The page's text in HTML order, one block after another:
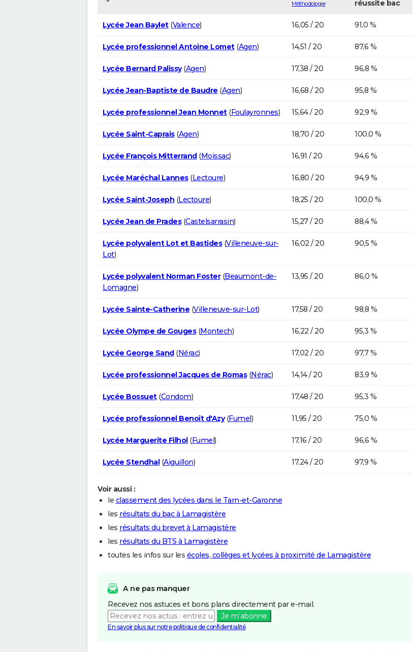
Méthodologie
réussite bac
Lycée Jean Baylet(Valence) 16,05 / 20 91,0 %
Lycée professionnel Antoine Lomet(Agen) 14,51 / 20 87,6 %
Lycée Bernard Palissy(Agen) 17,38 / 20 96,8 %
Lycée Jean-Baptiste de Baudre (Agen) 16,68 / 20 95,8 %
Lycée professionnel Jean Monnet(Foulayronnes) 15,64 / 20 92,9 %
Lycée Saint-Caprais(Agen) 18,70 / 20 100,0 %
Lycée François Mitterrand(Moissac) 16,91 / 20 94,6 %
Lycée Maréchal Lannes(Lectoure) 16,80 / 20 94,9 %
Lycée Saint-Joseph (Lectoure) 18,25 / 20 100,0 %
Lycée Jean de Prades(Castelsarrasin) 15,27 / 20 88,4 %
Lycée polyvalent Lot et Bastides(Villeneuve-sur-
Lot)
16,02 / 20 90,5 %
Lycée polyvalent Norman Foster(Beaumont-de-
Lomagne)
13,95 / 20 86,0 %
Lycée Sainte-Catherine (Villeneuve-sur-Lot) 17,58 / 20 98,8 %
Lycée Olympe de Gouges(Montech) 16,22 / 20 95,3 %
Lycée George Sand(Nérac) 17,02 / 20 97,7 %
Lycée professionnel Jacques de Romas(Nérac) 14,14 / 20 83,9 %
Lycée Bossuet(Condom) 17,48 / 20 95,3 %
Lycée professionnel Benoît d'Azy(Fumel) 11,95 / 20 75,0 %
Lycée Marguerite Filhol(Fumel) 17,16 / 20 96,6 %
Lycée Stendhal(Aiguillon) 17,24 / 20 97,9 %
Voir aussi :
le classement des lycées dans le Tarn-et-Garonne
les résultats du bac à Lamagistère
les résultats du brevet à Lamagistère
les résultats du BTS à Lamagistère
toutes les infos sur les écoles, collèges et lycées à proximité de Lamagistère
A ne pas manquer
Recevez nos astuces et bons plans directement par e-mail.
Je m'abonne
En savoir plus sur notre politique de confidentialité